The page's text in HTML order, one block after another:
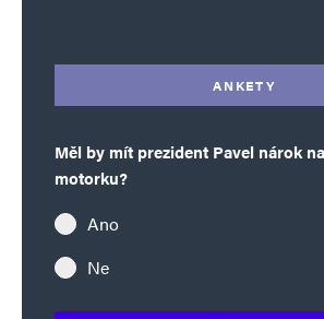
ANKETY
Měl by mít prezident Pavel nárok
motorku?
Ano
Ne